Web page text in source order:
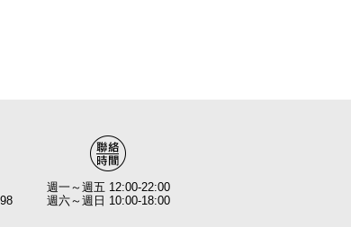
週一～週五 12:00-22:00
週六～週日 10:00-18:00